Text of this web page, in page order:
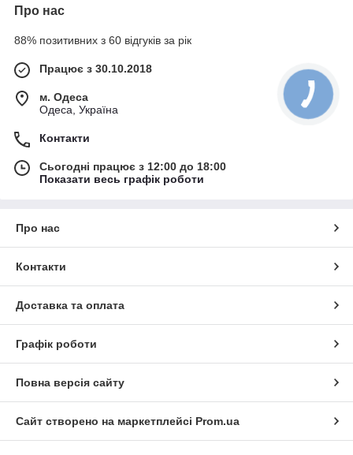
Про нас
88% позитивних з 60 відгуків за рік
Працює з 30.10.2018
м. Одеса
Одеса, Україна
Контакти
Сьогодні працює з 12:00 до 18:00
Показати весь графік роботи
Про нас
Контакти
Доставка та оплата
Графік роботи
Повна версія сайту
Сайт створено на маркетплейсі Prom.ua